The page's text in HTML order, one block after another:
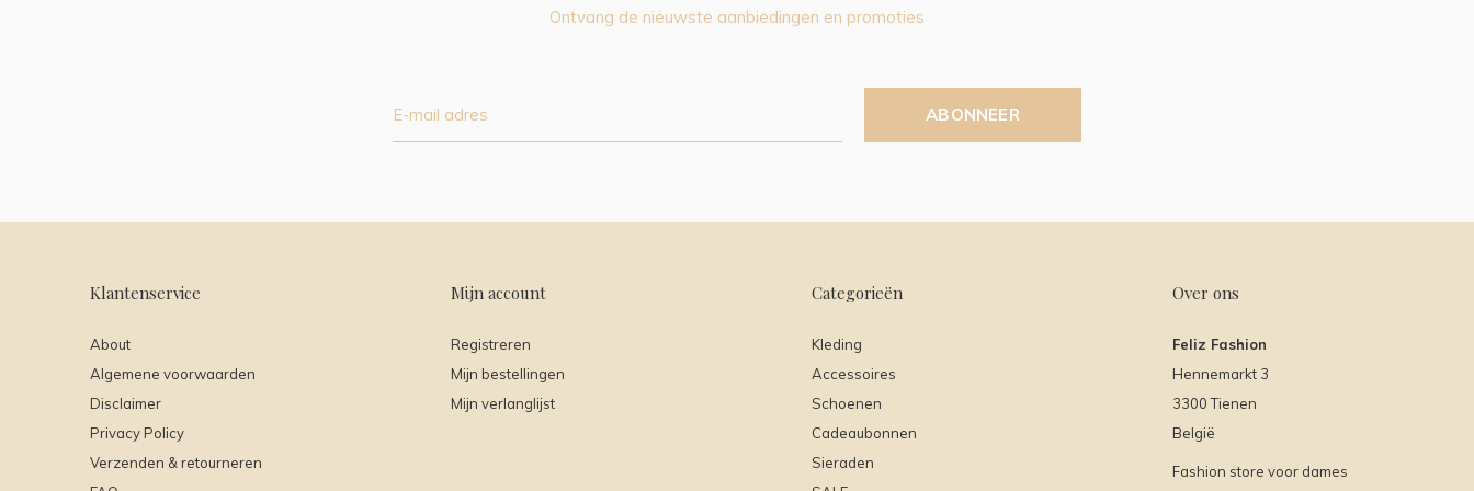
Ontvang de nieuwste aanbiedingen en promoties
ABONNEER
Klantenservice
About
Algemene voorwaarden
Disclaimer
Privacy Policy
Verzenden & retourneren
Mijn account
Registreren
Mijn bestellingen
Mijn verlanglijst
Categorieën
Kleding
Accessoires
Schoenen
Cadeaubonnen
Sieraden
Over ons
Feliz Fashion
Hennemarkt 3
3300 Tienen
België
Fashion store voor dames